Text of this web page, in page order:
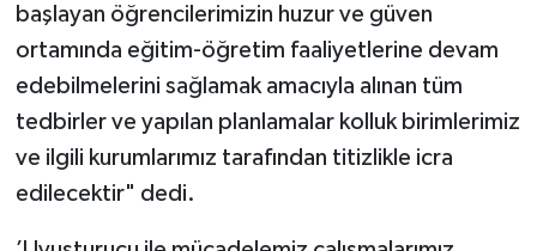
başlayan öğrencilerimizin huzur ve güven
ortamında eğitim-öğretim faaliyetlerine devam
edebilmelerini sağlamak amacıyla alınan tüm
tedbirler ve yapılan planlamalar kolluk birimlerimiz
ve ilgili kurumlarımız tarafından titizlikle icra
edilecektir" dedi.